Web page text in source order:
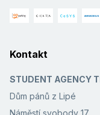
Kontakt
STUDENT AGENCY
Dům pánů z Lipé